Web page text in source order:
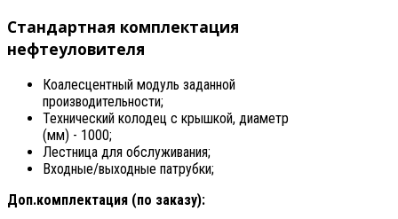
Стандартная комплектация
нефтеуловителя
Коалесцентный модуль заданной
производительности;
Технический колодец с крышкой, диаметр
(мм) - 1000;
Лестница для обслуживания;
Входные/выходные патрубки;
Доп.комплектация (по заказу):